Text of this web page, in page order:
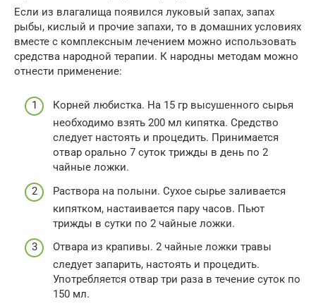
Если из влагалища появился луковый запах, запах
рыбы, кислый и прочие запахи, то в домашних условиях
вместе с комплексным лечением можно использовать
средства народной терапии. К народны методам можно
отнести применение:
Корней любистка. На 15 гр высушенного сырья
необходимо взять 200 мл кипятка. Средство
следует настоять и процедить. Принимается
отвар орально 7 суток трижды в день по 2
чайные ложки.
Раствора на полыни. Сухое сырье заливается
кипятком, настаивается пару часов. Пьют
трижды в сутки по 2 чайные ложки.
Отвара из крапивы. 2 чайные ложки травы
следует запарить, настоять и процедить.
Употребляется отвар три раза в течение суток по
150 мл.